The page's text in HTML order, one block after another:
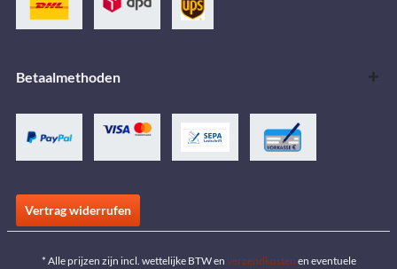
Betaalmethoden
Vertrag widerrufen
* Alle prijzen zijn incl. wettelijke BTW en verzendkosten en eventuele